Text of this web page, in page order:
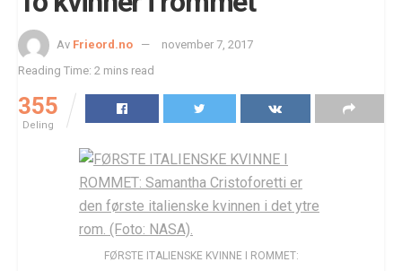
Av Frieord.no
november 7, 2017
Reading Time: 2 mins read
355
Deling
FØRSTE ITALIENSKE KVINNE I ROMMET: